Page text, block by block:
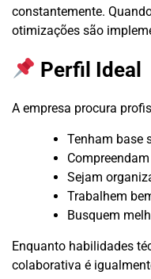
constantemente.
otimizações são
Perfil Ideal
A empresa procura
Tenham base
Sejam
Trabalhem
Busquem
Enquanto habilidades
colaborativa é